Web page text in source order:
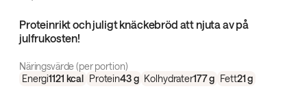
Proteinrikt och juligt knäckebröd att njuta av på
julfrukosten!
Näringsvärde (per portion)
Energi1121 kcal Protein43g Kolhydrater177g Fett21g